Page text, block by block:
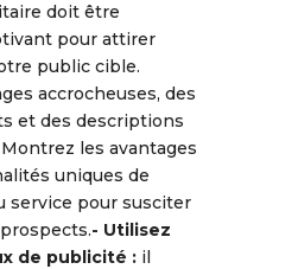
doit être
pour attirer
public cible.
accrocheuses, des
et des descriptions
les avantages
uniques de
service pour susciter
- Utilisez
de publicité : il